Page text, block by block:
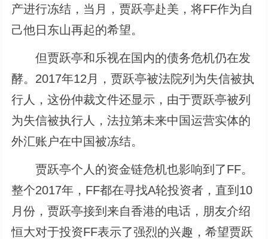
产进行冻结，当月，贾跃亭赴美，将FF作为自
己他日东山再起的希望。
但贾跃亭和乐视在国内的债务危机仍在发
酵。2017年12月，贾跃亭被法院列为失信被执
行人，这份仲裁文件还显示，由于贾跃亭被列
为失信被执行人，法拉第未来中国运营实体的
外汇账户在中国被冻结。
贾跃亭个人的资金链危机也影响到了FF。
整个2017年，FF都在寻找A轮投资者，直到10
月份，贾跃亭接到来自香港的电话，朋友介绍
恒大对于投资FF表示了强烈的兴趣，希望贾跃